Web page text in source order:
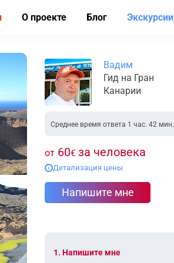
О проекте Блог Экскурсии
Вадим
Гид на Гран
Канарии
Среднее время ответа 1 час. 42 мин.
от 60€ за человека
i Детализация цены
Напишите мне
1. Напишите мне